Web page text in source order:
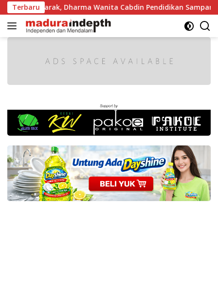
Langsung
ke
konten
Terbaru
Semarak, Dharma Wanita Cabdin Pendidikan Sampang Adu